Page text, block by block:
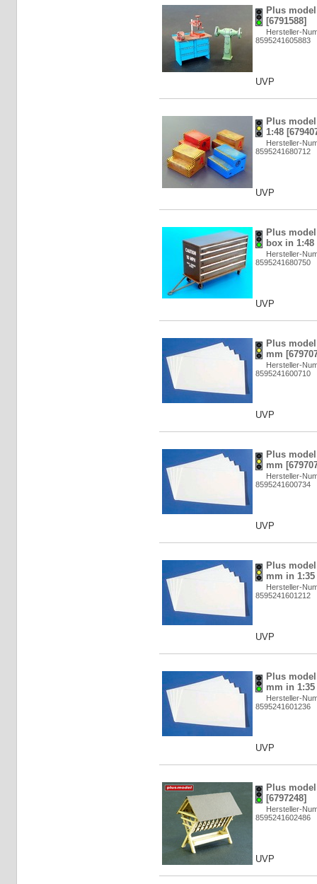
Plus
[6791588]
Hersteller-
8595241605883
UVP
Plus
1:48
Hersteller-
8595241680712
UVP
Plus
box in 1:48
Hersteller-
8595241680750
UVP
Plus
mm
Hersteller-
8595241600710
UVP
Plus
mm
Hersteller-
8595241600734
UVP
Plus
mm in 1:35
Hersteller-
8595241601212
UVP
Plus
mm in 1:35
Hersteller-
8595241601236
UVP
Plus
[6797248]
Hersteller-
8595241602486
UVP